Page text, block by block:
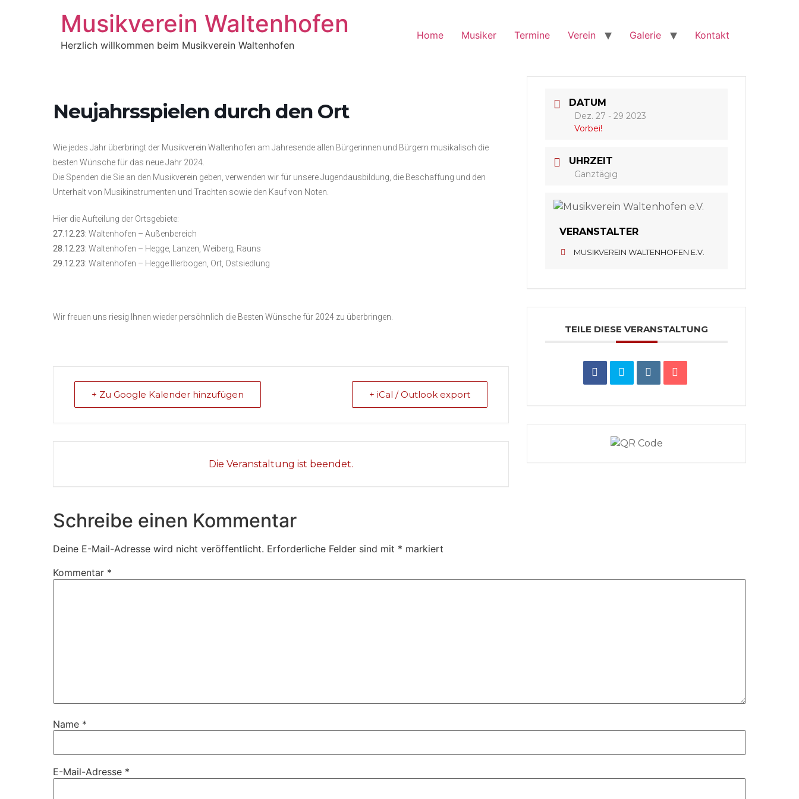
Musikverein Waltenhofen
Herzlich willkommen beim Musikverein Waltenhofen
Home Musiker Termine Verein Galerie Kontakt
Neujahrsspielen durch den Ort
Wie jedes Jahr überbringt der Musikverein Waltenhofen am Jahresende allen Bürgerinnen und Bürgern musikalisch die
besten Wünsche für das neue Jahr 2024.
Die Spenden die Sie an den Musikverein geben, verwenden wir für unsere Jugendausbildung, die Beschaffung und den
Unterhalt von Musikinstrumenten und Trachten sowie den Kauf von Noten.
Hier die Aufteilung der Ortsgebiete:
27.12.23: Waltenhofen – Außenbereich
28.12.23: Waltenhofen – Hegge, Lanzen, Weiberg, Rauns
29.12.23: Waltenhofen – Hegge Illerbogen, Ort, Ostsiedlung
Wir freuen uns riesig Ihnen wieder persöhnlich die Besten Wünsche für 2024 zu überbringen.
+ Zu Google Kalender hinzufügen + iCal / Outlook export
Die Veranstaltung ist beendet.
DATUM
Dez. 27 - 29 2023
Vorbei!
UHRZEIT
Ganztägig
VERANSTALTER
MUSIKVEREIN WALTENHOFEN E.V.
TEILE DIESE VERANSTALTUNG
Schreibe einen Kommentar
Deine E-Mail-Adresse wird nicht veröffentlicht. Erforderliche Felder sind mit * markiert
Kommentar *
Name *
E-Mail-Adresse *